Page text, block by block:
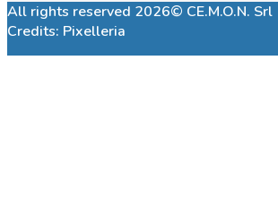
All rights reserved 2026© CE.M.O.N. Srl
Credits: Pixelleria